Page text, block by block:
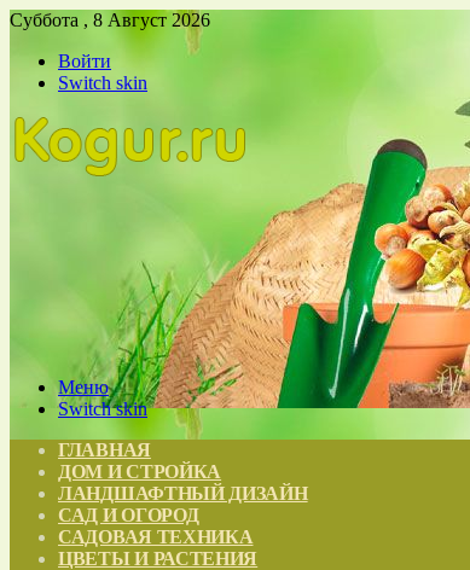
Суббота , 8 Август 2026
Войти
Switch skin
Меню
Switch skin
ГЛАВНАЯ
ДОМ И СТРОЙКА
ЛАНДШАФТНЫЙ ДИЗАЙН
САД И ОГОРОД
САДОВАЯ ТЕХНИКА
ЦВЕТЫ И РАСТЕНИЯ